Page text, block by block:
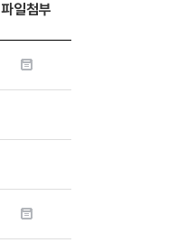
파일첨부